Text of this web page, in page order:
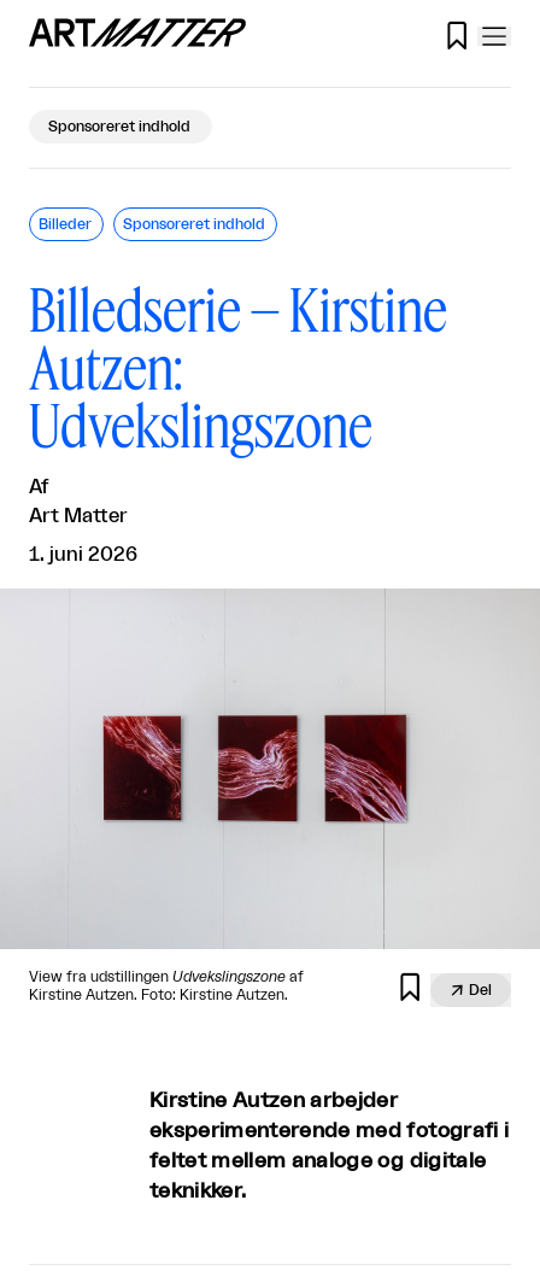

Sponsoreret indhold
Billedserie – Kirstine
Autzen:
Udvekslingszone
Af
Art Matter
1. juni 2026
Billeder Sponsoreret indhold
View fra udstillingen Udvekslingszone af
Kirstine Autzen. Foto: Kirstine Autzen.
  Del
Kirstine Autzen arbejder
eksperimenterende med fotografi i
feltet mellem analoge og digitale
teknikker.